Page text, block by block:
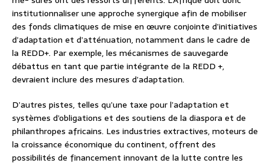
institutionnaliser une approche synergique afin de mobiliser
des fonds climatiques de mise en œuvre conjointe d’initiatives
d’adaptation et d’atténuation, notamment dans le cadre de
la REDD+. Par exemple, les mécanismes de sauvegarde
débattus en tant que partie intégrante de la REDD +,
devraient inclure des mesures d’adaptation.
D’autres pistes, telles qu’une taxe pour l’adaptation et
systèmes d’obligations et des soutiens de la diaspora et de
philanthropes africains. Les industries extractives, moteurs de
la croissance économique du continent, offrent des
possibilités de financement innovant de la lutte contre les